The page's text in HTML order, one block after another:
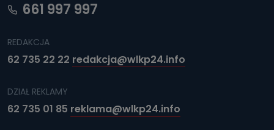
661 997 997
REDAKCJA
62 735 22 22 redakcja@wlkp24.info
DZIAŁ REKLAMY
62 735 01 85 reklama@wlkp24.info